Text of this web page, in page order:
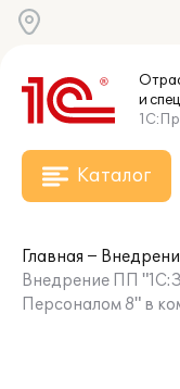
и
Каталог
Главная
Внедрение ПП
Персоналом 8" в